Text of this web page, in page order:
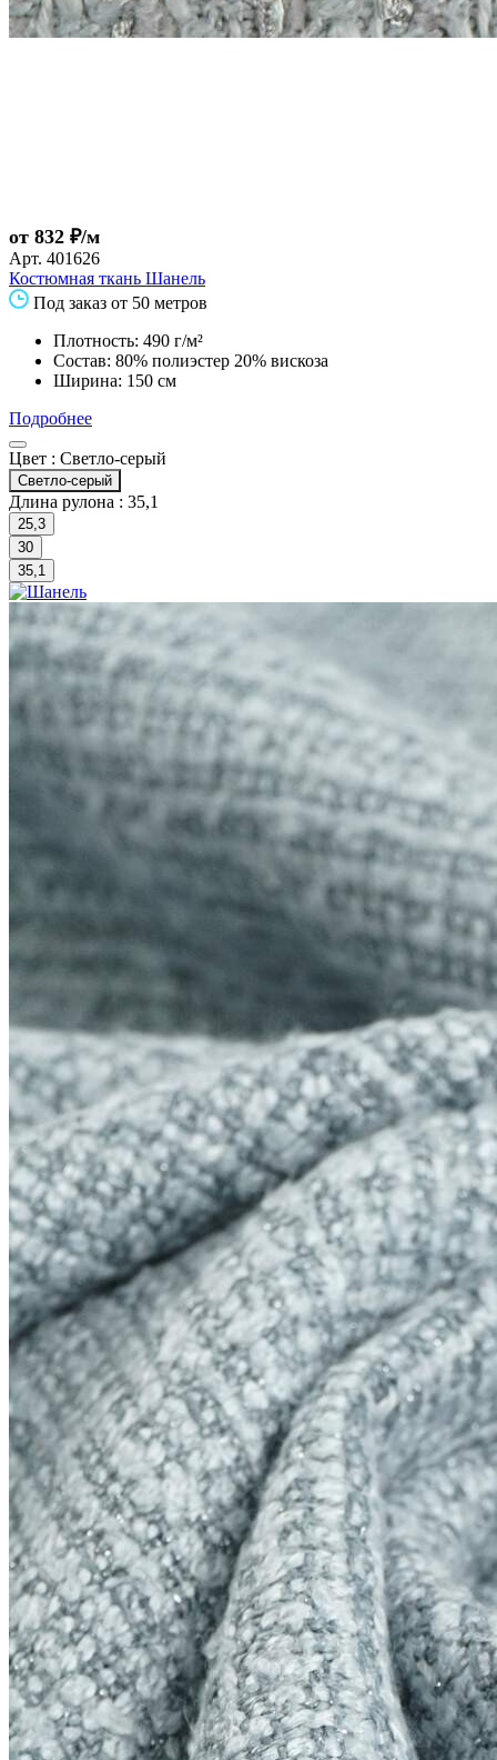
от 832 ₽/м
Арт. 401626
Костюмная ткань Шанель
Под заказ от 50 метров
Плотность: 490 г/м²
Состав: 80% полиэстер 20% вискоза
Ширина: 150 см
Подробнее
Цвет : Светло-серый
Светло-серый
Длина рулона : 35,1
25,3
30
35,1